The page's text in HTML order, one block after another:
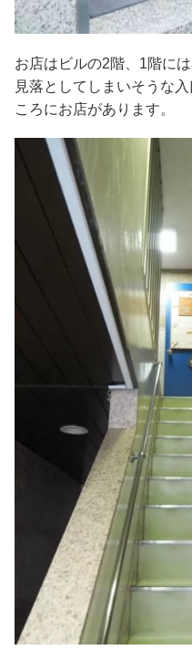
お店はビルの2階、1階に
見落としてしまいそうな
ころにお店があります。